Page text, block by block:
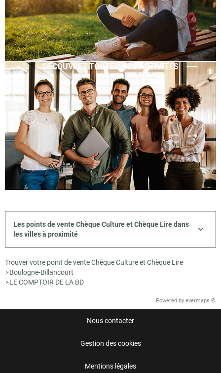
DÉCOUVREZ TOUTES NOS ACTIVITÉS
Les points de vente Chèque Culture et Chèque Lire dans
les villes à proximité
Trouver votre point de vente Chèque Culture et Chèque Lire
> Boulogne-Billancourt
> LE COMPTOIR DE LA BD
Powered by evermaps ©
Nous contacter
Gestion des cookies
Mentions légales